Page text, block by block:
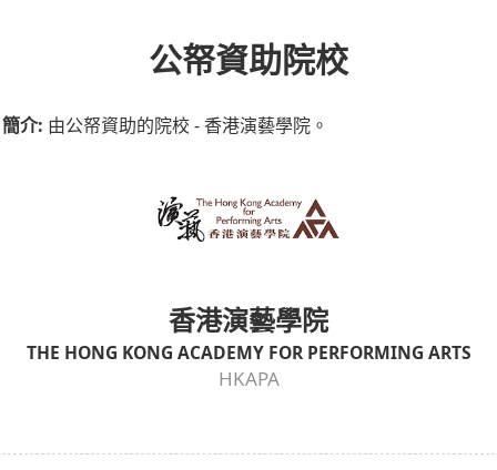
公帑資助院校
簡介: 由公帑資助的院校 - 香港演藝學院。
香港演藝學院
THE HONG KONG ACADEMY FOR PERFORMING ARTS
HKAPA